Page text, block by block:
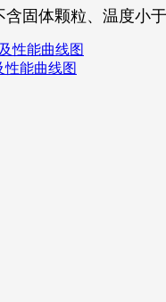
含固体颗粒、温度小
性能曲线图
性能曲线图